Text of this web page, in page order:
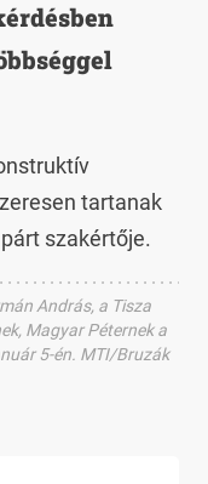
tartanak
szakértője.
András, a Tisza
Magyar Péternek a
5-én. MTI/Bruzák